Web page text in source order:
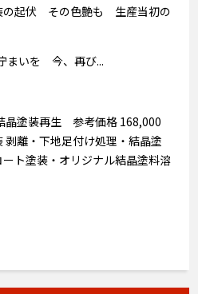
の起伏 その色艶も 生産当初の
まいを 今、再び...
晶塗装再生 参考価格 168,000
離・下地足付け処理・結晶塗
ト塗装・オリジナル結晶塗料溶